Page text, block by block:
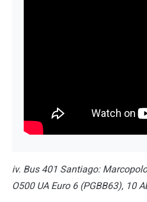
iv. Bus 401 Santiago:
O500 UA Euro 6 (PGBB63), 10